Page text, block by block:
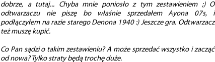
dobrze, a tutaj... Chyba mnie poniosło z tym zestawieniem ;) O
odtwarzaczu nie piszę bo właśnie sprzedałem Ayona 07s, i
podłączyłem na razie starego Denona 1940 :) Jeszcze gra. Odtwarzacz
też muszę kupić.
Co Pan sądzi o takim zestawieniu? A może sprzedać wszystko i zacząć
od nowa? Tylko straty będą trochę duże.